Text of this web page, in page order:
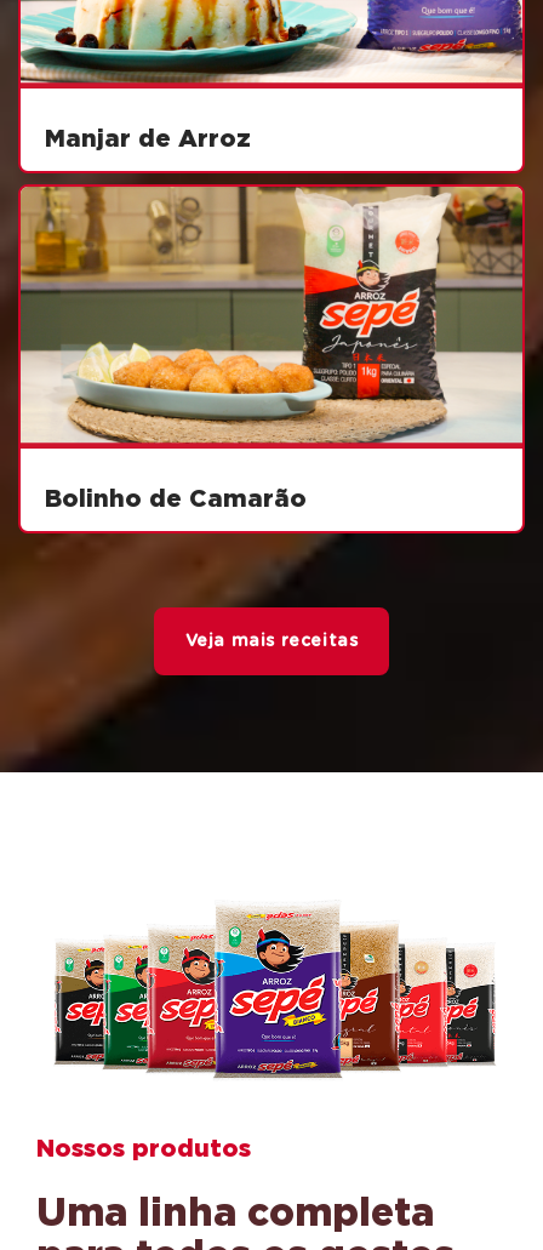
Manjar de Arroz
Bolinho de Camarão
Veja mais receitas
Nossos produtos
Uma linha completa